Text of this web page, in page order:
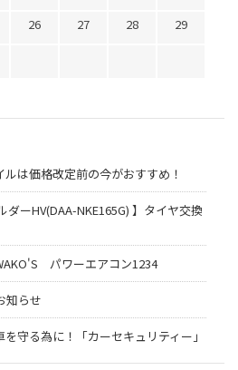
26 27 28
29
は価格改定前の今がおすすめ！
ダーHV(DAA-NKE165G) 】タイヤ交換
パワーエアコン1234
知らせ
を守る為に！「カーセキュリティー」